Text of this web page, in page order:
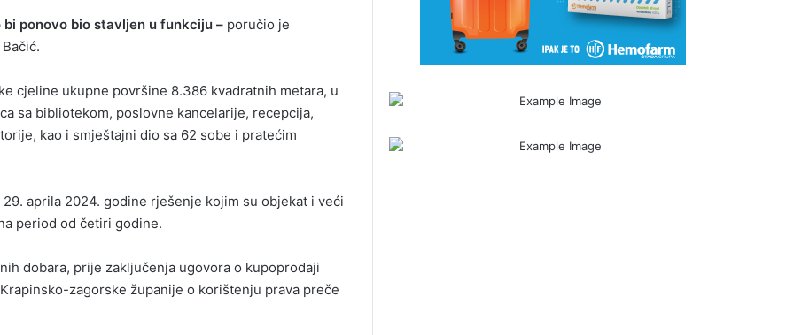
ponovo bio stavljen u funkciju – poručio je
cjeline ukupne površine 8.386 kvadratnih metara, u
sa bibliotekom, poslovne kancelarije, recepcija,
kao i smještajni dio sa 62 sobe i pratećim
aprila 2024. godine rješenje kojim su objekat i veći
period od četiri godine.
dobara, prije zaključenja ugovora o kupoprodaji
zagorske županije o korištenju prava preče